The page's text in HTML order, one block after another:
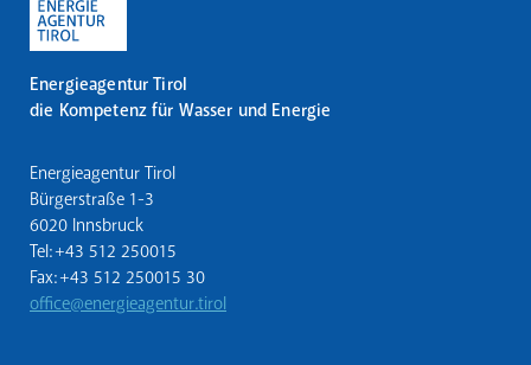
Energieagentur Tirol
die Kompetenz für Wasser und Energie
Energieagentur Tirol
Bürgerstraße 1-3
6020 Innsbruck
Tel: +43 512 250015
Fax: +43 512 250015 30
office@energieagentur.tirol